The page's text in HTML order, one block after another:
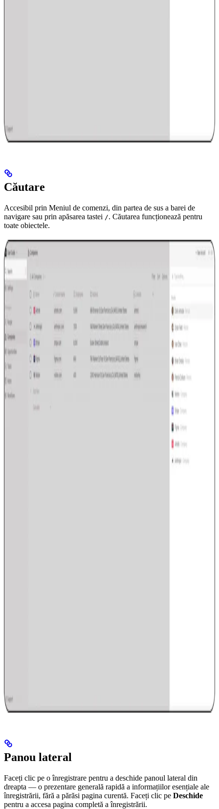
Căutare
Accesibil prin Meniul de comenzi, din partea de sus a barei de
navigare sau prin apăsarea tastei /. Căutarea funcționează pentru
toate obiectele.
Panou lateral
Faceți clic pe o înregistrare pentru a deschide panoul lateral din
dreapta — o prezentare generală rapidă a informațiilor esențiale ale
înregistrării, fără a părăsi pagina curentă. Faceți clic pe Deschide
pentru a accesa pagina completă a înregistrării.